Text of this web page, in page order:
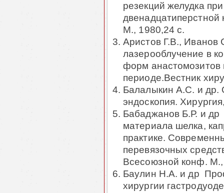
резекций желудка
М., 1980,24 с.
Аристов Г.В.,
лазерооблучение в
форм анастомозитов
периоде.Вестник
Балалыкин А.С. и др.
эндоскопия.
Бабаджанов Б.Р. и др
материала шелка,
практике.
перевязочных
Всесоюзной конф.
Баулин Н.А. и др
хирургии